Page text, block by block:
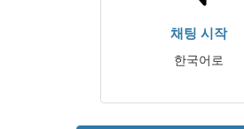
채팅 시작
한국어로